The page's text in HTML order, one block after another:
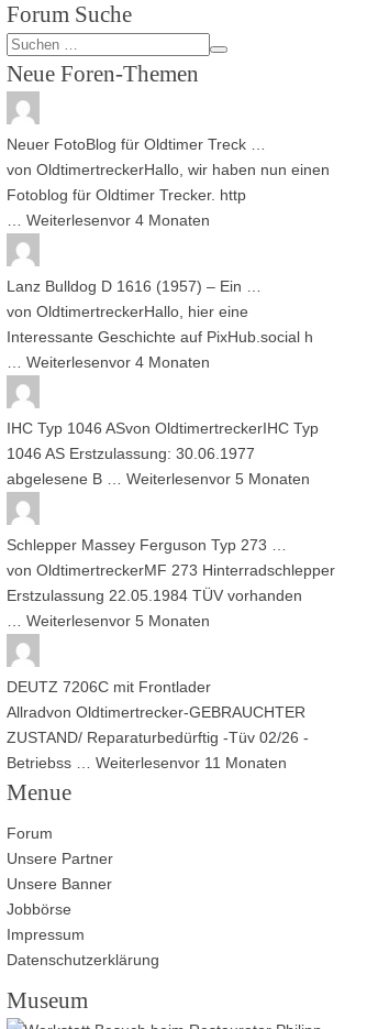
Forum Suche
Neue Foren-Themen
Neuer FotoBlog für Oldtimer Treck …
von OldtimertreckerHallo, wir haben nun einen
Fotoblog für Oldtimer Trecker. http
Weiterlesenvor 4 Monaten
Lanz Bulldog D 1616 (1957) – Ein …
von OldtimertreckerHallo, hier eine
Interessante Geschichte auf PixHub.social h
Weiterlesenvor 4 Monaten
IHC Typ 1046 ASvon OldtimertreckerIHC Typ
1046 AS Erstzulassung: 30.06.1977
abgelesene B … Weiterlesenvor 5 Monaten
Schlepper Massey Ferguson Typ 273 …
von OldtimertreckerMF 273 Hinterradschlepper
Erstzulassung 22.05.1984 TÜV vorhanden
Weiterlesenvor 5 Monaten
DEUTZ 7206C mit Frontlader
Allradvon Oldtimertrecker-GEBRAUCHTER
ZUSTAND/ Reparaturbedürftig -Tüv 02/26 -
Betriebss … Weiterlesenvor 11 Monaten
Menue
Forum
Unsere Partner
Unsere Banner
Jobbörse
Impressum
Datenschutzerklärung
Museum